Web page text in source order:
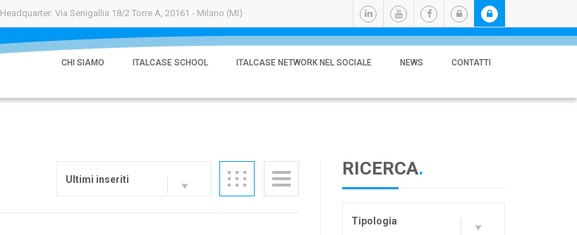
Headquarter: Via Senigallia 18/2 Torre A, 20161 - Milano (MI)
CHI SIAMO ITALCASE SCHOOL ITALCASE NETWORK NEL SOCIALE NEWS CONTATTI
Ultimi inseriti
RICERCA.
Tipologia